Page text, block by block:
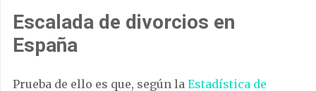
Escalada de divorcios en
España
Prueba de ello es que, según la Estadística de